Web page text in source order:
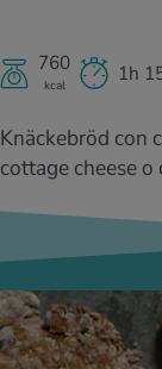
760
kcal 1h
Knäckebröd con
cottage cheese